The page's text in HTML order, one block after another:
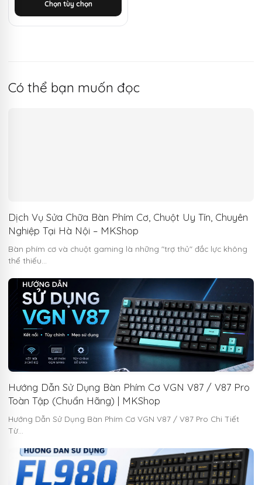
3.350.000 ₫.
là:
1.150.000 ₫.
Chọn tùy chọn
Có thể bạn muốn đọc
Dịch Vụ Sửa Chữa Bàn Phím Cơ, Chuột Uy Tín, Chuyên
Nghiệp Tại Hà Nội – MKShop
Bàn phím cơ và chuột gaming là những "trợ thủ" đắc lực không
thể thiếu…
Hướng Dẫn Sử Dụng Bàn Phím Cơ VGN V87 / V87 Pro
Toàn Tập (Chuẩn Hãng) | MKShop
Hướng Dẫn Sử Dụng Bàn Phím Cơ VGN V87 / V87 Pro Chi Tiết
Từ…